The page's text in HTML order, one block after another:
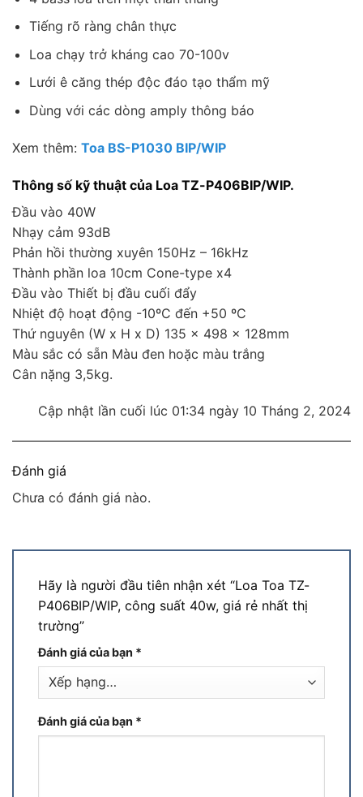
Tiếng rõ ràng chân thực
Loa chạy trở kháng cao 70-100v
Lưới ê căng thép độc đáo tạo thẩm mỹ
Dùng với các dòng amply thông báo
Xem thêm: Toa BS-P1030 BIP/WIP
Thông số kỹ thuật của Loa TZ-P406BIP/WIP.
Đầu vào 40W
Nhạy cảm 93dB
Phản hồi thường xuyên 150Hz – 16kHz
Thành phần loa 10cm Cone-type x4
Đầu vào Thiết bị đầu cuối đẩy
Nhiệt độ hoạt động -10ºC đến +50 ºC
Thứ nguyên (W x H x D) 135 x 498 x 128mm
Màu sắc có sẵn Màu đen hoặc màu trắng
Cân nặng 3,5kg.
Cập nhật lần cuối lúc 01:34 ngày 10 Tháng 2, 2024
Đánh giá
Chưa có đánh giá nào.
Hãy là người đầu tiên nhận xét “Loa Toa TZ-
P406BIP/WIP, công suất 40w, giá rẻ nhất thị
trường”
Đánh giá của bạn *
Đánh giá của bạn *